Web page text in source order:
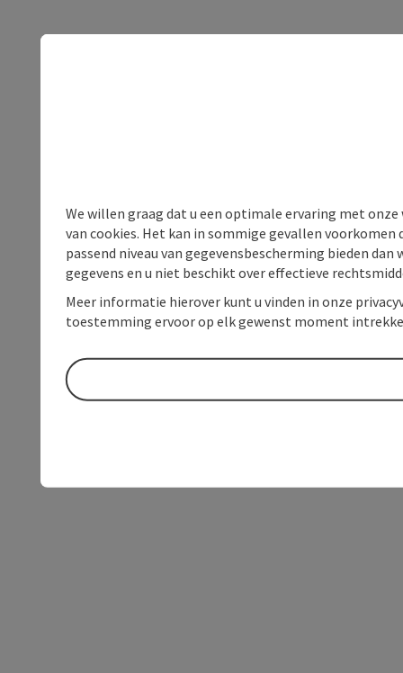
We willen graag dat u een optimale ervaring met
van cookies. Het kan in sommige gevallen voorkomen
passend niveau van gegevensbescherming bieden
gegevens en u niet beschikt over effectieve
Meer informatie hierover kunt u vinden in onze
toestemming ervoor op elk gewenst moment